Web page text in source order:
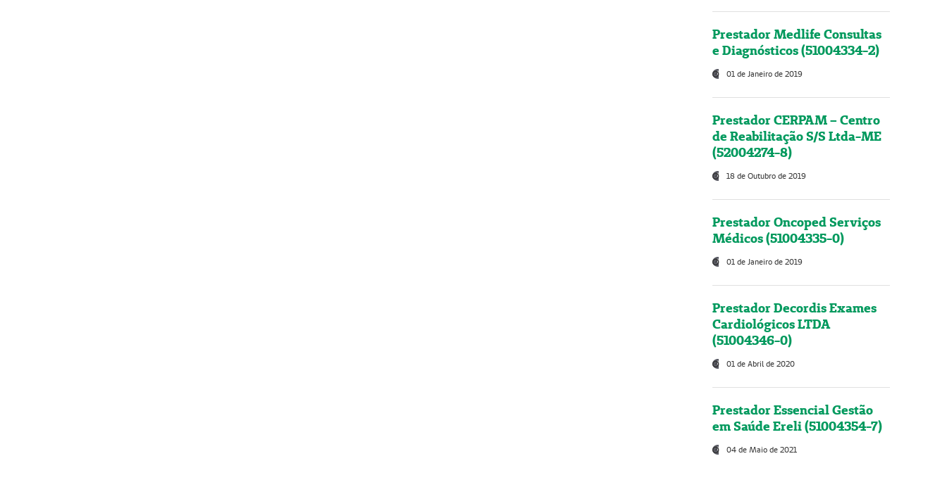
Prestador Medlife Consultas
e Diagnósticos (51004334-2)
01 de Janeiro de 2019
Prestador CERPAM – Centro
de Reabilitação S/S Ltda-ME
(52004274-8)
18 de Outubro de 2019
Prestador Oncoped Serviços
Médicos (51004335-0)
01 de Janeiro de 2019
Prestador Decordis Exames
Cardiológicos LTDA
(51004346-0)
01 de Abril de 2020
Prestador Essencial Gestão
em Saúde Ereli (51004354-7)
04 de Maio de 2021